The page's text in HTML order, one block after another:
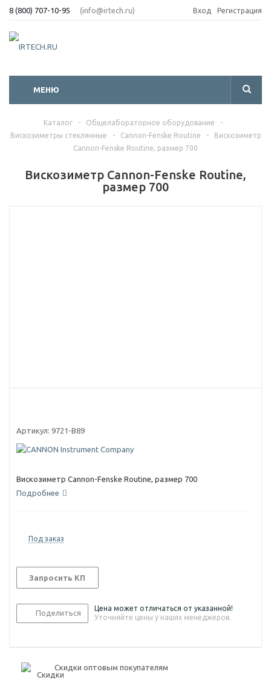
8 (800) 707-10-95 (info@irtech.ru) Вход Регистрация
МЕНЮ
Каталог - Общелабораторное оборудование
-
Вискозиметры стеклянные
- Cannon-Fenske Routine -
Вискозиметр
Cannon-Fenske Routine, размер 700
Вискозиметр Cannon-Fenske Routine,
размер 700
Артикул: 9721-B89
Вискозиметр Cannon-Fenske Routine, размер 700
Подробнее
Под заказ
Запросить КП
Поделиться
Цена может отличаться от указанной!
Уточняйте цены у наших менеджеров.
Скидки оптовым покупателям